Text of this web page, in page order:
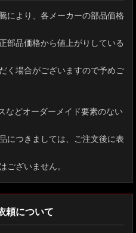
ヤリス
ロス
ヴェルファイア
アルファード
ェルファイア
ルファード
ノア/ヴォクシー
により、各メーカーの部品価格
部品価格から値上がりしている
く場合がございますので予めご
などオーダーメイド要素のない
につきましては、ご注文後に表
ございません。
頼について